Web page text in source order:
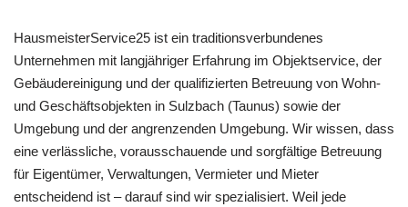
HausmeisterService25 ist ein traditionsverbundenes
Unternehmen mit langjähriger Erfahrung im Objektservice, der
Gebäudereinigung und der qualifizierten Betreuung von Wohn-
und Geschäftsobjekten in Sulzbach (Taunus) sowie der
Umgebung und der angrenzenden Umgebung. Wir wissen, dass
eine verlässliche, vorausschauende und sorgfältige Betreuung
für Eigentümer, Verwaltungen, Vermieter und Mieter
entscheidend ist – darauf sind wir spezialisiert. Weil jede